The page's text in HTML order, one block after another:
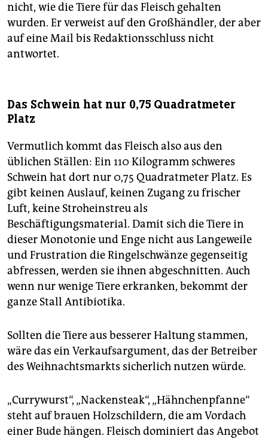
nicht, wie die Tiere für das Fleisch gehalten
wurden. Er verweist auf den Großhändler, der aber
auf eine Mail bis Redaktionsschluss nicht
antwortet.
Das Schwein hat nur 0,75 Quadratmeter
Platz
Vermutlich kommt das Fleisch also aus den
üblichen Ställen: Ein 110 Kilogramm schweres
Schwein hat dort nur 0,75 Quadratmeter Platz. Es
gibt keinen Auslauf, keinen Zugang zu frischer
Luft, keine Stroheinstreu als
Beschäftigungsmaterial. Damit sich die Tiere in
dieser Monotonie und Enge nicht aus Langeweile
und Frustration die Ringelschwänze gegenseitig
abfressen, werden sie ihnen abgeschnitten. Auch
wenn nur wenige Tiere erkranken, bekommt der
ganze Stall Antibiotika.
Sollten die Tiere aus besserer Haltung stammen,
wäre das ein Verkaufsargument, das der Betreiber
des Weihnachtsmarkts sicherlich nutzen würde.
„Currywurst“, „Nackensteak“, „Hähnchenpfanne“
steht auf brauen Holzschildern, die am Vordach
einer Bude hängen. Fleisch dominiert das Angebot